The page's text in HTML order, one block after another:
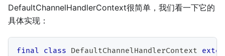
DefaultChannelHandlerContext很简单，我们看一下它的
具体实现：
final class DefaultChannelHandlerContext